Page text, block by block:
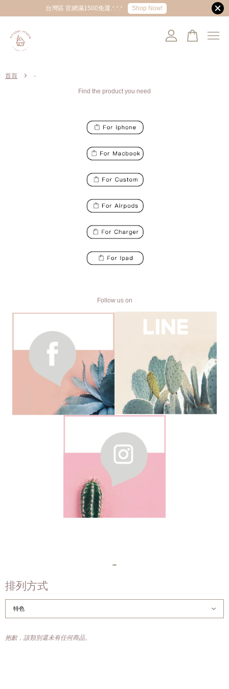
台灣區 官網滿1500免運.ᐟ.ᐟ.ᐟ Shop Now!
首頁 › -
Find the product you need
Follow us on
-
排列方式
抱歉，該類別還未有任何商品。
您的購物車目前還是空的。